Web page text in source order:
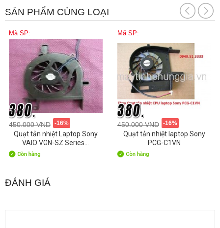
SẢN PHẨM CÙNG LOẠI
Mã SP:
450.000 VND -16%
Quạt tản nhiệt Laptop Sony
VAIO VGN-SZ Series...
Mã SP:
450.000 VND -16%
Quạt tản nhiệt laptop Sony
PCG-C1VN
ĐÁNH GIÁ